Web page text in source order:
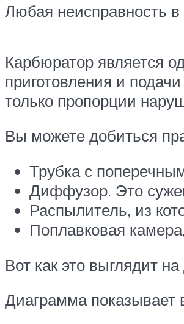
Любая неисправность в
Карбюратор является
приготовления и
только пропорции
Вы можете добиться
Трубка с
Диффузор. Это
Распылитель, из
Поплавковая
Вот как это выглядит
Диаграмма показывает